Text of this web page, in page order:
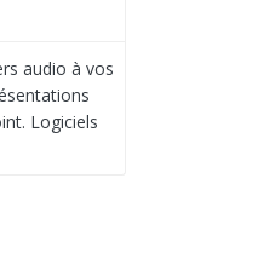
audio à vos
Logiciels